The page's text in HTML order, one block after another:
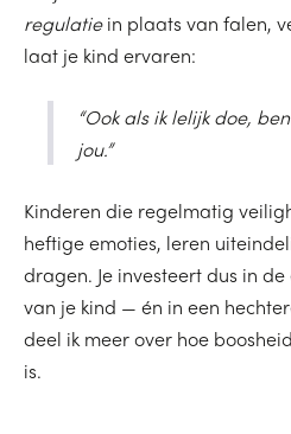
regulatiein plaats van falen,
laat je kind ervaren:
“Ook als ik lelijk doe,
jou.”
Kinderen die regelmatig
heftige emoties, leren
dragen. Je investeert dus in
van je kind — én in een
deel ik meer over hoe
is.